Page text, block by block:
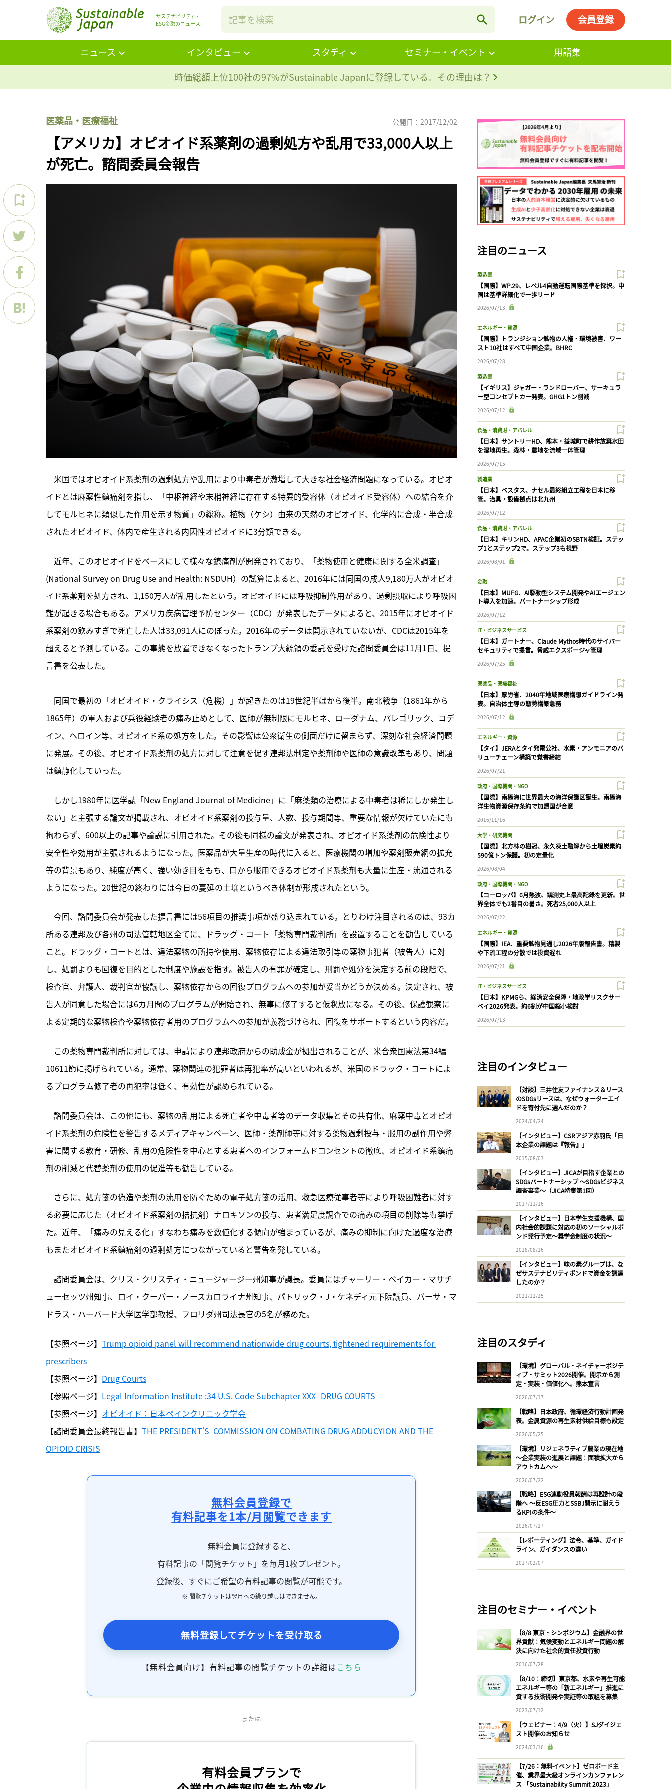
サステナビリティ・
ESG金融のニュース
ログイン 会員登録
ニュース インタビュー スタディ セミナー・イベント
用語集
時価総額上位100社の97%がSustainable Japanに登録している。その理由は？
医薬品・医療福祉 公開日：2017/12/02
【アメリカ】オピオイド系薬剤の過剰処方や乱用で33,000人以上
が死亡。諮問委員会報告
米国ではオピオイド系薬剤の過剰処方や乱用により中毒者が激増して大きな社会経済問題になっている。オピオ
イドとは麻薬性鎮痛剤を指し、「中枢神経や末梢神経に存在する特異的受容体（オピオイド受容体）への結合を介
してモルヒネに類似した作用を示す物質」の総称。植物（ケシ）由来の天然のオピオイド、化学的に合成・半合成
されたオピオイド、体内で産生される内因性オピオイドに3分類できる。
近年、このオピオイドをベースにして様々な鎮痛剤が開発されており、「薬物使用と健康に関する全米調査」
(National Survey on Drug Use and Health: NSDUH）の試算によると、2016年には同国の成人9,180万人がオピオ
イド系薬剤を処方され、1,150万人が乱用したという。オピオイドには呼吸抑制作用があり、過剰摂取により呼吸困
難が起きる場合もある。アメリカ疾病管理予防センター（CDC）が発表したデータによると、2015年にオピオイド
系薬剤の飲みすぎで死亡した人は33,091人にのぼった。2016年のデータは開示されていないが、CDCは2015年を
超えると予測している。この事態を放置できなくなったトランプ大統領の委託を受けた諮問委員会は11月1日、提
言書を公表した。
同国で最初の「オピオイド・クライシス（危機）」が起きたのは19世紀半ばから後半。南北戦争（1861年から
1865年）の軍人および兵役経験者の痛み止めとして、医師が無制限にモルヒネ、ローダナム、パレゴリック、コデ
イン、ヘロイン等、オピオイド系の処方をした。その影響は公衆衛生の側面だけに留まらず、深刻な社会経済問題
に発展。その後、オピオイド系薬剤の処方に対して注意を促す連邦法制定や薬剤師や医師の意識改革もあり、問題
は鎮静化していった。
しかし1980年に医学誌「New England Journal of Medicine」に「麻薬類の治療による中毒者は稀にしか発生し
ない」と主張する論文が掲載され、オピオイド系薬剤の投与量、人数、投与期間等、重要な情報が欠けていたにも
拘わらず、600以上の記事や論説に引用された。その後も同様の論文が発表され、オピオイド系薬剤の危険性より
安全性や効用が主張されるようになった。医薬品が大量生産の時代に入ると、医療機関の増加や薬剤販売網の拡充
等の背景もあり、純度が高く、強い効き目をもち、口から服用できるオピオイド系薬剤も大量に生産・流通される
ようになった。20世紀の終わりには今日の蔓延の土壌というべき体制が形成されたという。
今回、諮問委員会が発表した提言書には56項目の推奨事項が盛り込まれている。とりわけ注目されるのは、93カ
所ある連邦及び各州の司法管轄地区全てに、ドラッグ・コート「薬物専門裁判所」を設置することを勧告している
こと。ドラッグ・コートとは、違法薬物の所持や使用、薬物依存による違法取引等の薬物事犯者（被告人）に対
し、処罰よりも回復を目的とした制度や施設を指す。被告人の有罪が確定し、刑罰や処分を決定する前の段階で、
検査官、弁護人、裁判官が協議し、薬物依存からの回復プログラムへの参加が妥当かどうか決める。決定され、被
告人が同意した場合には6カ月間のプログラムが開始され、無事に修了すると仮釈放になる。その後、保護観察に
よる定期的な薬物検査や薬物依存者用のプログラムへの参加が義務づけられ、回復をサポートするという内容だ。
この薬物専門裁判所に対しては、申請により連邦政府からの助成金が拠出されることが、米合衆国憲法第34編
10611節に掲げられている。通常、薬物関連の犯罪者は再犯率が高いといわれるが、米国のドラック・コートによ
るプログラム修了者の再犯率は低く、有効性が認められている。
諮問委員会は、この他にも、薬物の乱用による死亡者や中毒者等のデータ収集とその共有化、麻薬中毒とオピオ
イド系薬剤の危険性を警告するメディアキャンペーン、医師・薬剤師等に対する薬物過剰投与・服用の副作用や弊
害に関する教育・研修、乱用の危険性を中心とする患者へのインフォームドコンセントの徹底、オピオイド系鎮痛
剤の削減と代替薬剤の使用の促進等も勧告している。
さらに、処方箋の偽造や薬剤の流用を防ぐための電子処方箋の活用、救急医療従事者等により呼吸困難者に対す
る必要に応じた（オピオイド系薬剤の拮抗剤）ナロキソンの投与、患者満足度調査での痛みの項目の削除等も挙げ
た。近年、「痛みの見える化」すなわち痛みを数値化する傾向が強まっているが、痛みの抑制に向けた過度な治療
もまたオピオイド系鎮痛剤の過剰処方につながっていると警告を発している。
諮問委員会は、クリス・クリスティ・ニュージャージー州知事が議長。委員にはチャーリー・ベイカー・マサチ
ューセッツ州知事、ロイ・クーパー・ノースカロライナ州知事、パトリック・J・ケネディ元下院議員、バーサ・マ
ドラス・ハーバード大学医学部教授、フロリダ州司法長官の5名が務めた。
【参照ページ】 Trump opioid panel will recommend nationwide drug courts, tightened requirements for
prescribers
【参照ページ】 Drug Courts
【参照ページ】 Legal Information Institute :34 U.S. Code Subchapter XXX- DRUG COURTS
【参照ページ】 オピオイド：日本ペインクリニック学会
【諮問委員会最終報告書】 THE PRESIDENT’S  COMMISSION ON COMBATING DRUG ADDUCYION AND THE
OPIOID CRISIS
無料会員登録で
有料記事を1本/月閲覧できます
無料会員に登録すると、
有料記事の「閲覧チケット」を毎月1枚プレゼント。
登録後、すぐにご希望の有料記事の閲覧が可能です。
※ 閲覧チケットは翌月への繰り越しはできません。
無料登録してチケットを受け取る
【無料会員向け】有料記事の閲覧チケットの詳細はこちら
または
有料会員プランで
注目のニュース
製造業
【国際】WP.29、レベル4自動運転国際基準を採択。中
国は基準詳細化で一歩リード
2026/07/13
エネルギー・資源
【国際】トランジション鉱物の人権・環境被害、ワー
スト10社はすべて中国企業。BHRC
2026/07/28
製造業
【イギリス】ジャガー・ランドローバー、サーキュラ
ー型コンセプトカー発表。GHG1トン削減
2026/07/12
食品・消費財・アパレル
【日本】サントリーHD、熊本・益城町で耕作放棄水田
を湿地再生。森林・農地を流域一体管理
2026/07/15
製造業
【日本】ベスタス、ナセル最終組立工程を日本に移
管。治具・設備拠点は北九州
2026/07/12
食品・消費財・アパレル
【日本】キリンHD、APAC企業初のSBTN検証。ステッ
プ1とステップ2で。ステップ3も視野
2026/08/01
金融
【日本】MUFG、AI駆動型システム開発やAIエージェン
ト導入を加速。パートナーシップ形成
2026/07/12
IT・ビジネスサービス
【日本】ガートナー、Claude Mythos時代のサイバー
セキュリティで提言。脅威エクスポージャ管理
2026/07/25
医薬品・医療福祉
【日本】厚労省、2040年地域医療構想ガイドライン発
表。自治体主導の態勢構築急務
2026/07/12
エネルギー・資源
【タイ】JERAとタイ発電公社、水素・アンモニアのバ
リューチェーン構築で覚書締結
2026/07/21
政府・国際機関・NGO
【国際】南極海に世界最大の海洋保護区誕生。南極海
洋生物資源保存条約で加盟国が合意
2016/11/16
大学・研究機関
【国際】北方林の樹冠、永久凍土融解から土壌炭素約
590億トン保護。初の定量化
2026/08/04
政府・国際機関・NGO
【ヨーロッパ】6月熱波、観測史上最高記録を更新。世
界全体でも2番目の暑さ。死者25,000人以上
2026/07/22
エネルギー・資源
【国際】IEA、重要鉱物見通し2026年版報告書。精製
や下流工程の分散では投資遅れ
2026/07/21
IT・ビジネスサービス
【日本】KPMGら、経済安全保障・地政学リスクサー
ベイ2026発表。約6割が中国縮小検討
2026/07/13
注目のインタビュー
【対談】三井住友ファイナンス＆リース
のSDGsリースは、なぜウォーターエイ
ドを寄付先に選んだのか？
2024/04/24
【インタビュー】CSRアジア赤羽氏「日
本企業の課題は『報告』」
2015/08/03
【インタビュー】JICAが目指す企業との
SDGsパートナーシップ 〜SDGsビジネス
調査事業〜（JICA特集第1回）
2017/11/16
【インタビュー】日本学生支援機構、国
内社会的課題に対応の初のソーシャルボ
ンド発行予定〜奨学金制度の状況〜
2018/08/16
【インタビュー】味の素グループは、な
ぜサステナビリティボンドで資金を調達
したのか？
2021/12/25
注目のスタディ
【環境】グローバル・ネイチャーポジテ
ィブ・サミット2026開催。開示から測
定・実装・価値化へ。熊本宣言
2026/07/17
【戦略】日本政府、循環経済行動計画発
表。金属資源の再生素材供給目標も設定
2026/05/25
【環境】リジェネラティブ農業の現在地
〜企業実装の進展と課題：面積拡大から
アウトカムへ〜
2026/07/22
【戦略】ESG連動役員報酬は再設計の段
階へ 〜反ESG圧力とSSBJ開示に耐えう
るKPIの条件〜
2026/07/27
【レポーティング】法令、基準、ガイド
ライン、ガイダンスの違い
2017/02/07
注目のセミナー・イベント
【8/8 東京・シンポジウム】金融界の世
界貢献：気候変動とエネルギー問題の解
決に向けた社会的責任投資行動
2016/07/28
【8/10：締切】東京都、水素や再生可能
エネルギー等の「新エネルギー」推進に
資する技術開発や実証等の取組を募集
2023/07/12
【ウェビナー：4/9（火）】SJダイジェ
スト開催のお知らせ
2024/03/16
【7/26：無料イベント】ゼロボード主
催、業界最大級オンラインカンファレン
ス 「Sustainability Summit 2023」
ログインが必要です